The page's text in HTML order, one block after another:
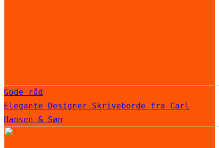
Gode råd
Elegante Designer Skriveborde fra Carl
Hansen & Søn